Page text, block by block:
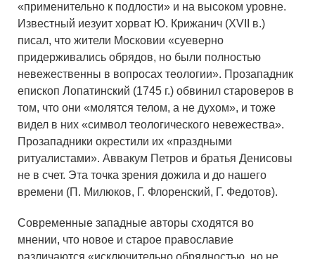
«применительно к подлости» и на высоком уровне.
Известный иезуит хорват Ю. Крижанич (XVII в.)
писал, что жители Московии «суеверно
придерживались обрядов, но были полностью
невежественны в вопросах теологии». Прозападник
епископ Лопатинский (1745 г.) обвинил староверов в
том, что они «молятся телом, а не духом», и тоже
видел в них «символ теологического невежества».
Прозападники окрестили их «праздными
ритуалистами». Аввакум Петров и братья Денисовы
не в счет. Эта точка зрения дожила и до нашего
времени (П. Милюков, Г. Флоренский, Г. Федотов).
Современные западные авторы сходятся во
мнении, что новое и старое православие